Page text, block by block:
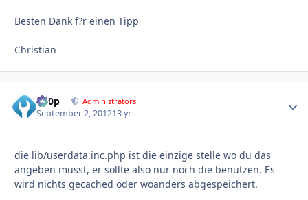
Besten Dank f?r einen Tipp
Christian
d00p Administrators
September 2, 201213 yr
die lib/userdata.inc.php ist die einzige stelle wo du das
angeben musst, er sollte also nur noch die benutzen. Es
wird nichts gecached oder woanders abgespeichert.